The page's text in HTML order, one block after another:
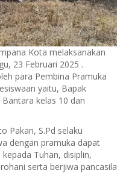
Kota melaksanakan
23 Februari 2025 .
para Pembina Pramuka
yaitu, Bapak
kelas 10 dan
Pakan, S.Pd selaku
dengan pramuka dapat
Tuhan, disiplin,
serta berjiwa pancasila